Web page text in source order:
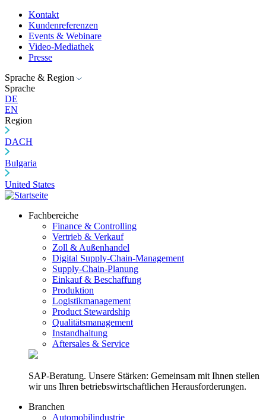
Kontakt
Kundenreferenzen
Events & Webinare
Video-Mediathek
Presse
Sprache & Region
Sprache
DE
EN
Region
DACH
Bulgaria
United States
Fachbereiche
Finance & Controlling
Vertrieb & Verkauf
Zoll & Außenhandel
Digital Supply-Chain-Management
Supply-Chain-Planung
Einkauf & Beschaffung
Produktion
Logistikmanagement
Product Stewardship
Qualitätsmanagement
Instandhaltung
Aftersales & Service
SAP-Beratung. Unsere Stärken: Gemeinsam mit Ihnen stellen
wir uns Ihren betriebswirtschaftlichen Herausforderungen.
Branchen
Automobilindustrie